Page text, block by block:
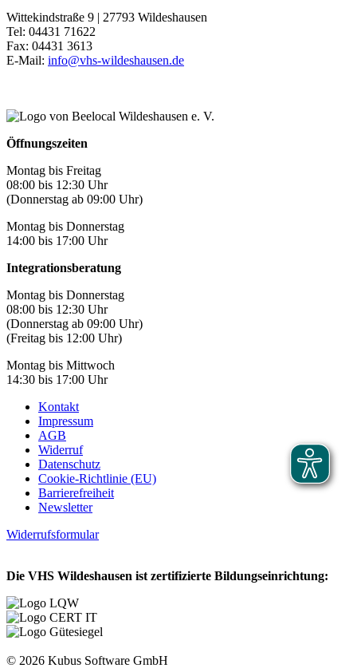
Wittekindstraße 9 | 27793 Wildeshausen
Tel: 04431 71622
Fax: 04431 3613
E-Mail: info@vhs-wildeshausen.de
Öffnungszeiten
Montag bis Freitag
08:00 bis 12:30 Uhr
(Donnerstag ab 09:00 Uhr)
Montag bis Donnerstag
14:00 bis 17:00 Uhr
Integrationsberatung
Montag bis Donnerstag
08:00 bis 12:30 Uhr
(Donnerstag ab 09:00 Uhr)
(Freitag bis 12:00 Uhr)
Montag bis Mittwoch
14:30 bis 17:00 Uhr
Kontakt
Impressum
AGB
Widerruf
Datenschutz
Cookie-Richtlinie (EU)
Barrierefreiheit
Newsletter
Widerrufsformular
Die VHS Wildeshausen ist zertifizierte Bildungseinrichtung:
© 2026 Kubus Software GmbH